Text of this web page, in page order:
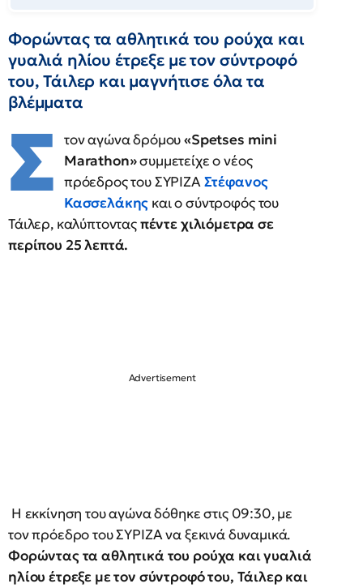
Φορώντας τα αθλητικά του ρούχα και
γυαλιά ηλίου έτρεξε με τον σύντροφό
του, Τάιλερ και μαγνήτισε όλα τα
βλέμματα
Σ τον αγώνα δρόμου«Spetses mini
Marathon»συμμετείχε ο νέος
πρόεδρος του ΣΥΡΙΖΑΣτέφανος
Κασσελάκης και ο σύντροφός του
Τάιλερ, καλύπτονταςπέντε χιλιόμετρα σε
περίπου 25 λεπτά.
Η εκκίνηση του αγώνα δόθηκε στις 09:30, με
τον πρόεδρο του ΣΥΡΙΖΑ να ξεκινά δυναμικά.
Φορώντας τα αθλητικά του ρούχα και γυαλιά
ηλίου έτρεξε με τον σύντροφό του, Τάιλερ και